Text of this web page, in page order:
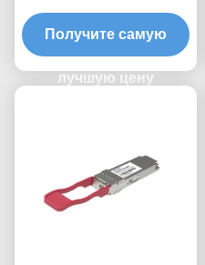
оптического
приемопередатчика
Получите самую
лучшую цену